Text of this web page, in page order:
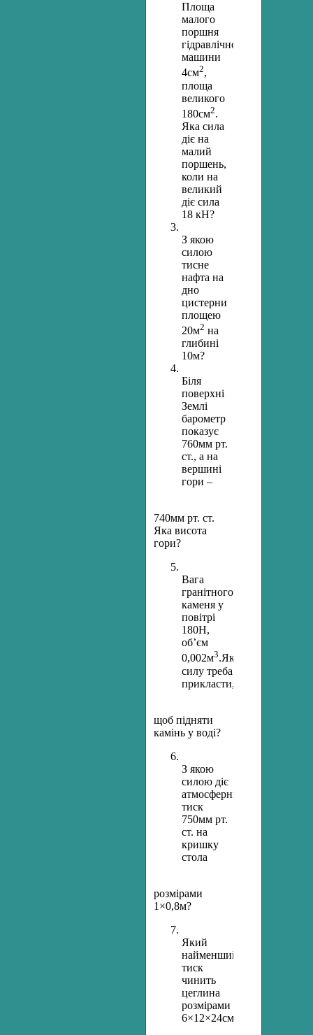
Площа
малого
поршня
гідравлічної
машини
4см2,
площа
великого
180см2.
Яка сила
діє на
малий
поршень,
коли на
великий
діє сила
18 кН?
З якою
силою
тисне
нафта на
дно
цистерни
площею
20м2 на
глибині
10м?
Біля
поверхні
Землі
барометр
показує
760мм рт.
ст., а на
вершині
гори –
740мм рт. ст.
Яка висота
гори?
Вага
гранітного
каменя у
повітрі
180Н,
об’єм
0,002м3.Яку
силу треба
прикласти,
щоб підняти
камінь у воді?
З якою
силою діє
атмосферний
тиск
750мм рт.
ст. на
кришку
стола
розмірами
1×0,8м?
Який
найменший
тиск
чинить
цеглина
розмірами
6×12×24см?